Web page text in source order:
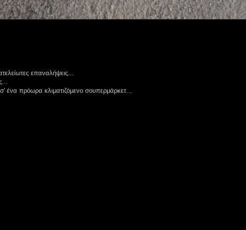
επαναλήψεις...
πρόωρα κλιματιζόμενο σουπερμάρκετ...